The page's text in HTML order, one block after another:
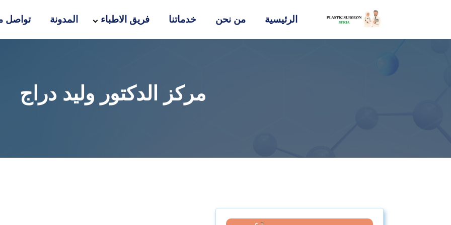
الرئيسية من نحن خدماتنا فريق الاطباء المدونة تواصل
مركز الدكتور وليد دراج